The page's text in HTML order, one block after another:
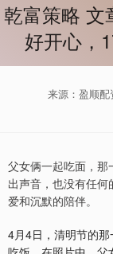
乾富策略 文
好开心，
来源：盈顺配
父女俩一起吃面，
出声音，也没有任
爱和沉默的陪伴。
4月4日，清明节的